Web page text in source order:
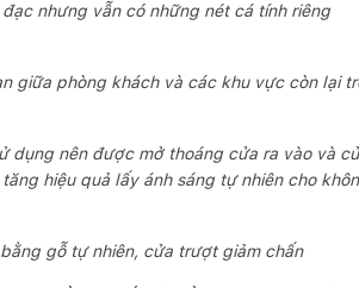
nhưng vẫn có những nét cá tính riêng
giữa phòng khách và các khu vực còn lại
dụng nên được mở thoáng cửa ra vào và
hiệu quả lấy ánh sáng tự nhiên cho
gỗ tự nhiên, cửa trượt giảm chấn